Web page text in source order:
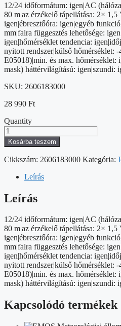
12/24 időformátum: igen|AC
80 m|az érzékelő tápellátása: 2×
igen|ébresztőóra: igen|egyéb
mm|falra függesztés lehetősége:
igen|hőmérséklet tendencia:
nyitott rendszer|külső hőmérséklet:
E05018)|min. és max. hőmérséklet:
mask) háttérvilágítású: igen|szundi:
SKU: 2606183000
28 990 Ft
Quantity
GoSmart
E8610
vezeték
nélküli
állomás
mennyiség
Kosárba teszem
Cikkszám: 2606183000 Kategória:
Leírás
Leírás
12/24 időformátum: igen|AC
80 m|az érzékelő tápellátása: 2×
igen|ébresztőóra: igen|egyéb
mm|falra függesztés lehetősége:
igen|hőmérséklet tendencia:
nyitott rendszer|külső hőmérséklet:
E05018)|min. és max. hőmérséklet:
mask) háttérvilágítású: igen|szundi:
Kapcsolódó termékek